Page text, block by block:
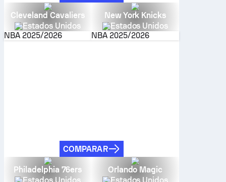
Cleveland Cavaliers
Estados Unidos
NBA 2025/2026
New York Knicks
Estados Unidos
NBA 2025/2026
COMPARAR
Philadelphia 76ers
Orlando Magic